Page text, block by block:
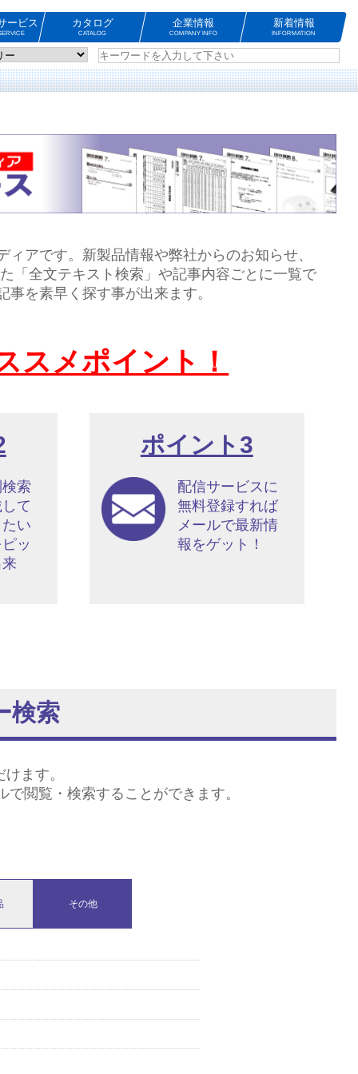
ービス カタログ
CATALOG
企業情報
COMPANY INFO
新着情報
INFORMATION
アです。新製品情報や弊社からのお知らせ、
「全文テキスト検索」や記事内容ごとに一覧で
を素早く探す事が出来ます。
スメポイント！
索
て
い
ッ
ポイント3
配信サービスに
無料登録すれば
メールで最新情
報をゲット！
検索
ます。
閲覧・検索することができます。
その他